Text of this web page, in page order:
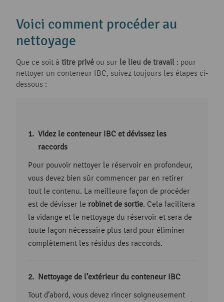
Voici comment procéder au
nettoyage
Que ce soit à titre privé ou sur le lieu de travail : pour
nettoyer un conteneur IBC, suivez toujours les étapes ci-
dessous :
Videz le conteneur IBC et dévissez les
raccords
Pour pouvoir nettoyer le réservoir en profondeur,
vous devez bien sûr commencer par en retirer
tout le contenu. La meilleure façon de procéder
est de dévisser le robinet de sortie. Cela facilitera
la vidange et le nettoyage du réservoir et sera de
toute façon nécessaire plus tard pour éliminer
complètement les résidus des raccords.
Nettoyage de l’extérieur du conteneur IBC
Tout d’abord, vous devez rincer soigneusement